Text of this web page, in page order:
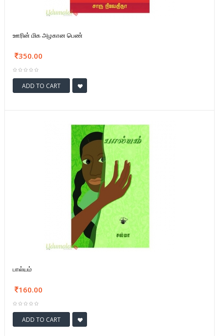
ஊரின் மிக அழகான பெண்
350.00
ADD TO CART
பால்யம்
160.00
ADD TO CART